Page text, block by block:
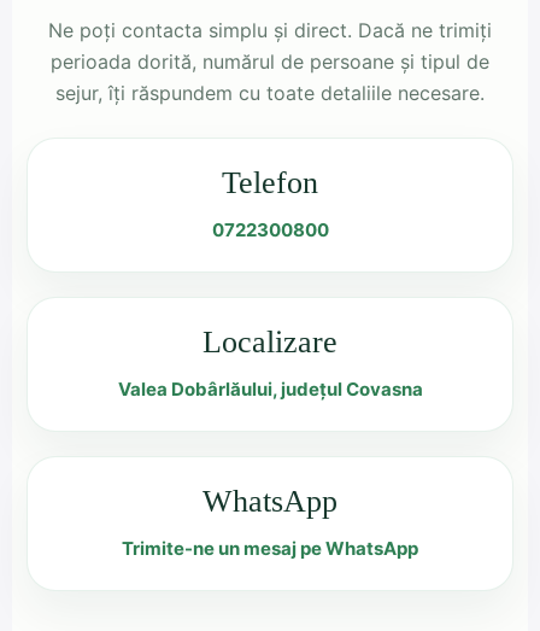
Ne poți contacta simplu și direct. Dacă ne trimiți
perioada dorită, numărul de persoane și tipul de
sejur, îți răspundem cu toate detaliile necesare.
Telefon
0722300800
Localizare
Valea Dobârlăului, județul Covasna
WhatsApp
Trimite-ne un mesaj pe WhatsApp